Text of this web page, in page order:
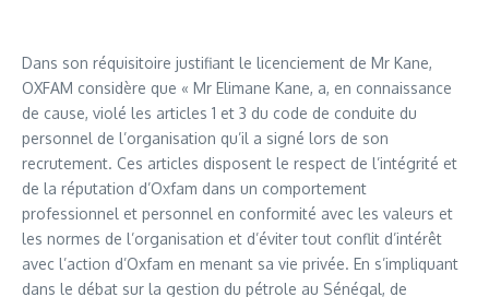
Dans son réquisitoire justifiant le licenciement de Mr Kane,
OXFAM considère que « Mr Elimane Kane, a, en connaissance
de cause, violé les articles 1 et 3 du code de conduite du
personnel de l’organisation qu’il a signé lors de son
recrutement. Ces articles disposent le respect de l’intégrité et
de la réputation d’Oxfam dans un comportement
professionnel et personnel en conformité avec les valeurs et
les normes de l’organisation et d’éviter tout conflit d’intérêt
avec l’action d’Oxfam en menant sa vie privée. En s’impliquant
dans le débat sur la gestion du pétrole au Sénégal, de